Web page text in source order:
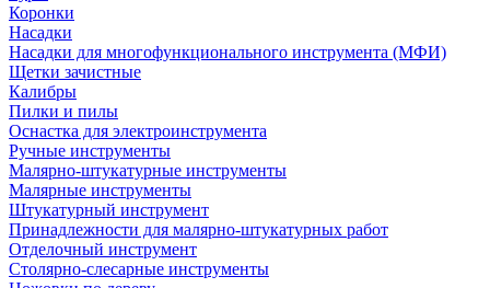
Коронки
Насадки
Насадки для многофункционального инструмента (МФИ)
Щетки зачистные
Калибры
Пилки и пилы
Оснастка для электроинструмента
Ручные инструменты
Малярно-штукатурные инструменты
Малярные инструменты
Штукатурный инструмент
Принадлежности для малярно-штукатурных работ
Отделочный инструмент
Столярно-слесарные инструменты